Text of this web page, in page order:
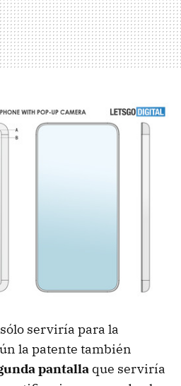
serviría para la
la patente también
pantalla que serviría